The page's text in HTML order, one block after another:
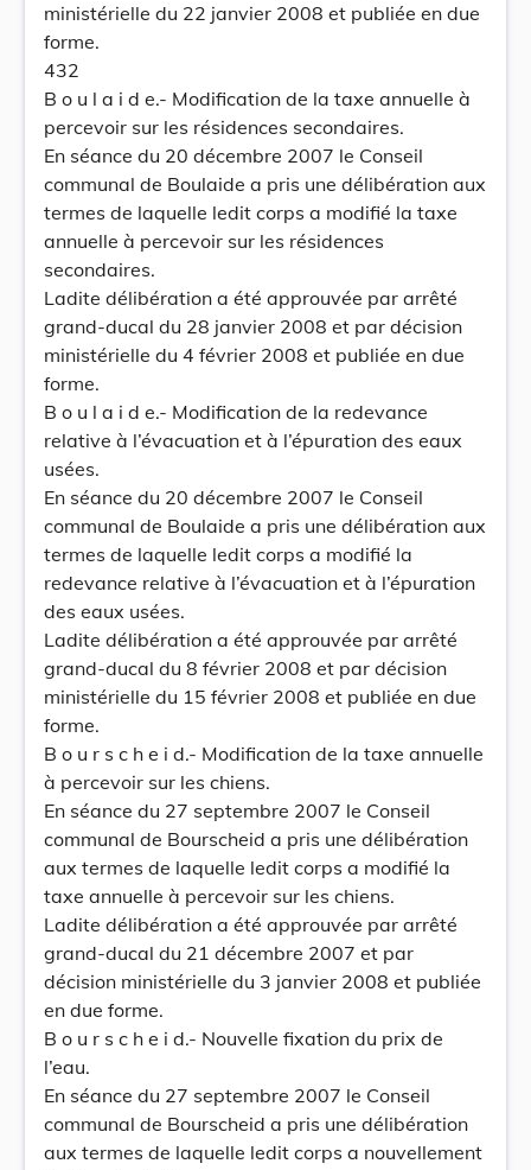
ministérielle du 22 janvier 2008 et publiée en due
forme.
432
B o u l a i d e.- Modification de la taxe annuelle à
percevoir sur les résidences secondaires.
En séance du 20 décembre 2007 le Conseil
communal de Boulaide a pris une délibération aux
termes de laquelle ledit corps a modifié la taxe
annuelle à percevoir sur les résidences
secondaires.
Ladite délibération a été approuvée par arrêté
grand-ducal du 28 janvier 2008 et par décision
ministérielle du 4 février 2008 et publiée en due
forme.
B o u l a i d e.- Modification de la redevance
relative à l’évacuation et à l’épuration des eaux
usées.
En séance du 20 décembre 2007 le Conseil
communal de Boulaide a pris une délibération aux
termes de laquelle ledit corps a modifié la
redevance relative à l’évacuation et à l’épuration
des eaux usées.
Ladite délibération a été approuvée par arrêté
grand-ducal du 8 février 2008 et par décision
ministérielle du 15 février 2008 et publiée en due
forme.
B o u r s c h e i d.- Modification de la taxe annuelle
à percevoir sur les chiens.
En séance du 27 septembre 2007 le Conseil
communal de Bourscheid a pris une délibération
aux termes de laquelle ledit corps a modifié la
taxe annuelle à percevoir sur les chiens.
Ladite délibération a été approuvée par arrêté
grand-ducal du 21 décembre 2007 et par
décision ministérielle du 3 janvier 2008 et publiée
en due forme.
B o u r s c h e i d.- Nouvelle fixation du prix de
l’eau.
En séance du 27 septembre 2007 le Conseil
communal de Bourscheid a pris une délibération
aux termes de laquelle ledit corps a nouvellement